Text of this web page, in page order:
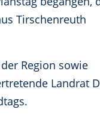
Tirschenreuth
Region sowie
Landrat